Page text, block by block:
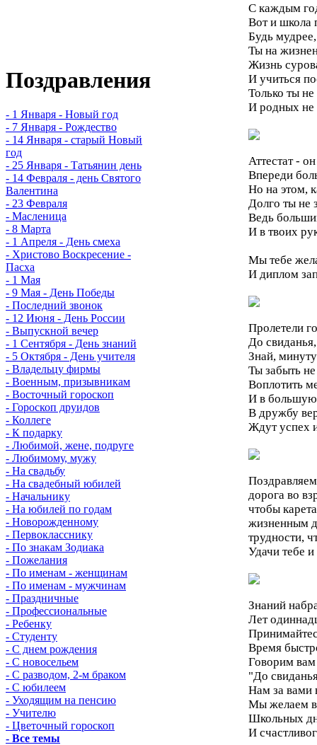
Поздравления
- 1 Января - Новый год
- 7 Января - Рождество
- 14 Января - старый Новый
год
- 25 Января - Татьянин день
- 14 Февраля - день Святого
Валентина
- 23 Февраля
- Масленица
- 8 Марта
- 1 Апреля - День смеха
- Христово Воскресение -
Пасха
- 1 Мая
- 9 Мая - День Победы
- Последний звонок
- 12 Июня - День России
- Выпускной вечер
- 1 Сентября - День знаний
- 5 Октября - День учителя
- Владельцу фирмы
- Военным, призывникам
- Восточный гороскоп
- Гороскоп друидов
- Коллеге
- К подарку
- Любимой, жене, подруге
- Любимому, мужу
- На свадьбу
- На свадебный юбилей
- Начальнику
- На юбилей по годам
- Новорожденному
- Первокласснику
- По знакам Зодиака
- Пожелания
- По именам - женщинам
- По именам - мужчинам
- Праздничные
- Профессиональные
- Ребенку
- Студенту
- С днем рождения
- С новосельем
- С разводом, 2-м браком
- С юбилеем
- Уходящим на пенсию
- Учителю
- Цветочный гороскоп
- Все темы
С каждым
Вот и школа
Будь
Ты на
Жизнь
И учиться
Только ты не
И родных не
Аттестат -
Впереди
Но на этом,
Долго ты не
Ведь
И в твоих
Мы тебе
И диплом
Пролетели
До
Знай, минуту
Ты забыть
Воплотить
И в
В дружбу
Ждут успех
дорога во
чтобы
жизненным
трудности,
Удачи тебе
Знаний
Лет
Время
Говорим
"До
Нам за вами
Мы желаем
Школьных
И